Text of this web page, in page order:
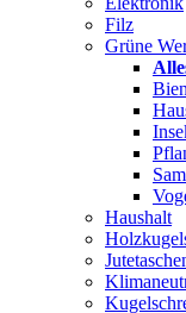
Filz
Grüne
Haushalt